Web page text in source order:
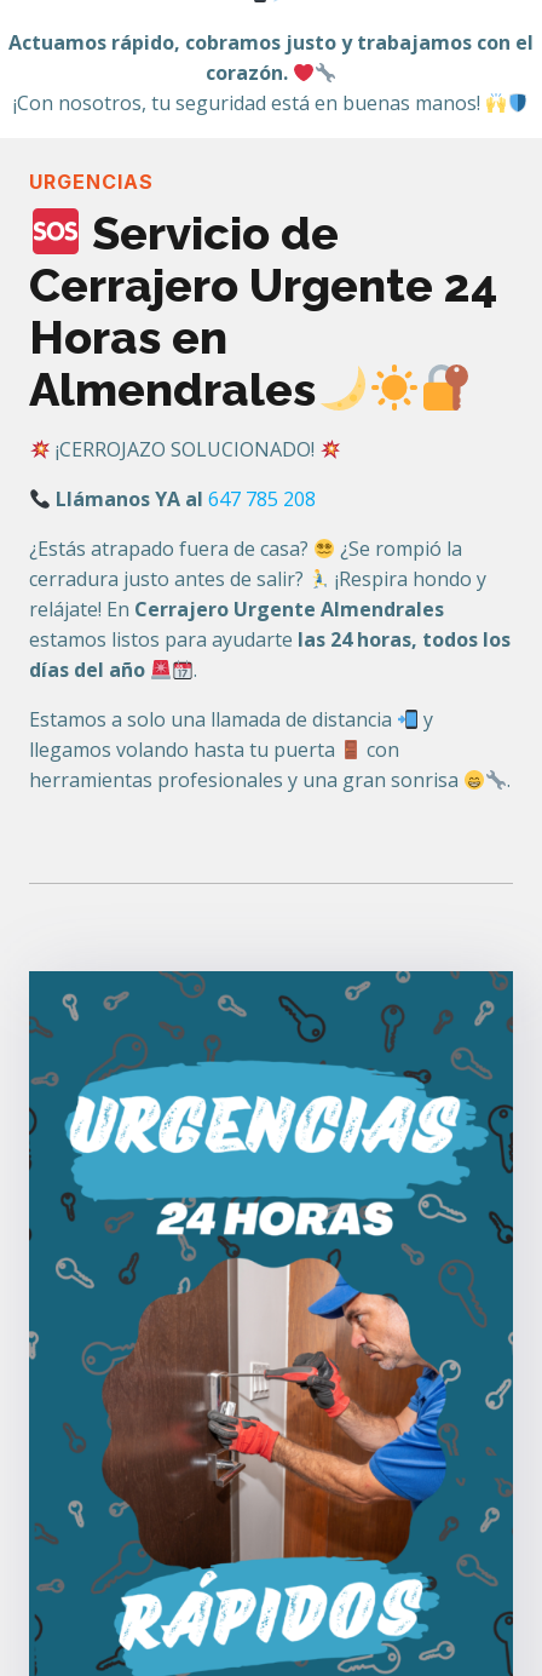
Actuamos rápido, cobramos justo y trabajamos con el
corazón.
¡Con nosotros, tu seguridad está en buenas manos!
URGENCIAS
Servicio de
Cerrajero Urgente 24
Horas en
Almendrales
¡CERROJAZO SOLUCIONADO!
Llámanos YA al647 785 208
¿Estás atrapado fuera de casa?
¿Se rompió la
cerradura justo antes de salir?
¡Respira hondo y
relájate! En Cerrajero Urgente Almendrales
estamos listos para ayudarte las 24 horas, todos los
días del año
.
Estamos a solo una llamada de distancia
y
llegamos volando hasta tu puerta
con
herramientas profesionales y una gran sonrisa
.